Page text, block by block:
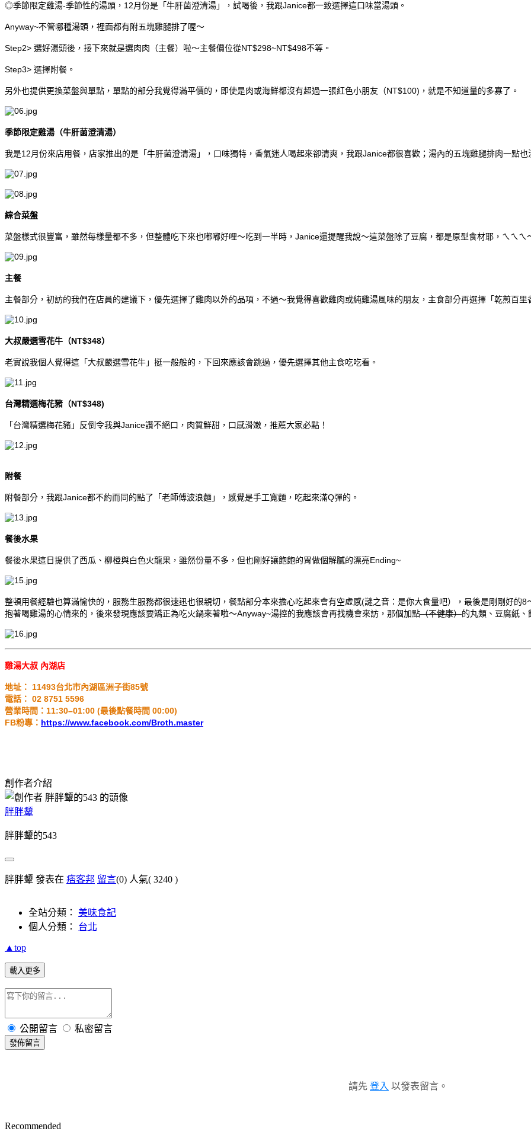
◎季節限定雞湯-季節性的湯頭，12月份是「牛肝菌澄清湯」，試喝後，我跟Janice都一致選擇這口味當湯頭。
Anyway~不管哪種湯頭，裡面都有附五塊雞腿排了喔～
Step2> 選好湯頭後，接下來就是選肉肉（主餐）啦～主餐價位從NT$298~NT$498不等。
Step3> 選擇附餐。
另外也提供更換菜盤與單點，單點的部分我覺得滿平價的，即使是肉或海鮮都沒有超過一張紅色小朋友（NT$100)，就是不知道量的多寡了。
季節限定雞湯（牛肝菌澄清湯）
我是12月份來店用餐，店家推出的是「牛肝菌澄清湯」，口味獨特，香氣迷人喝起來卻清爽，我跟Janice都很喜歡；湯內的五塊雞腿排肉一點
綜合菜盤
菜盤樣式很豐富，雖然每樣量都不多，但整體吃下來也嘟嘟好哩～吃到一半時，Janice還提醒我說～這菜盤除了豆腐，都是原型食材耶，ㄟㄟㄟ
主餐
主餐部分，初訪的我們在店員的建議下，優先選擇了雞肉以外的品項，不過～我覺得喜歡雞肉或純雞湯風味的朋友，主食部分再選擇「乾煎百
大叔嚴選雪花牛（NT$348）
老實說我個人覺得這「大叔嚴選雪花牛」挺一般般的，下回來應該會跳過，優先選擇其他主食吃吃看。
台灣精選梅花豬（NT$348)
「台灣精選梅花豬」反倒令我與Janice讚不絕口，肉質鮮甜，口感滑嫩，推薦大家必點！
附餐
附餐部分，我跟Janice都不約而同的點了「老師傅波浪麵」，感覺是手工寬麵，吃起來滿Q彈的。
餐後水果
餐後水果這日提供了西瓜、柳橙與白色火龍果，雖然份量不多，但也剛好讓飽飽的胃做個解膩的漂亮Ending~
整頓用餐經驗也算滿愉快的，服務生服務都很速迅也很親切，餐點部分本來擔心吃起來會有空虛感(謎之音：是你大食量吧），最後是剛剛好的
抱著喝雞湯的心情來的，後來發現應該要矯正為吃火鍋來著啦～Anyway~湯控的我應該會再找機會來訪，那個加點（不健康）的丸類、豆腐紙
雞湯大叔 內湖店
地址： 11493台北市內湖區洲子街85號
電話： 02 8751 5596
營業時間：11:30–01:00 (最後點餐時間 00:00)
FB粉專： https://www.facebook.com/Broth.master
創作者介紹
胖胖顰
胖胖顰的543
胖胖顰 發表在 痞客邦 留言(0) 人氣( 3240 )
全站分類： 美味食記
個人分類： 台北
▲top
載入更多
公開留言 私密留言
發佈留言
請先 登入 以發表留言。
Recommended